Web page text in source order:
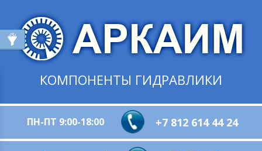
КОМПОНЕНТЫ ГИДРАВЛИКИ
ПН-ПТ 9:00-18:00 +7 812 614 44 24